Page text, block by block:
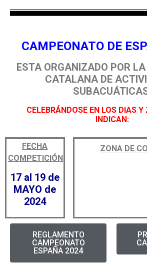
CAMPEONATO DE
ESTA ORGANIZADO POR
CATALANA DE
CELEBRÁNDOSE EN LOS DIAS
INDICAN:
FECHA
COMPETICIÓN
17 al 19 de
MAYO de
2024
ZONA DE
REGLAMENTO
CAMPEONATO
ESPAÑA 2024